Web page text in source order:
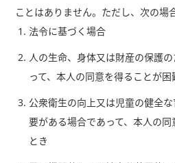
ことはありません。ただし、次の場
法令に基づく場合
人の生命、身体又は財産の保護
って、本人の同意を得ることが困
公衆衛生の向上又は児童の健全
要がある場合であって、本人の
とき